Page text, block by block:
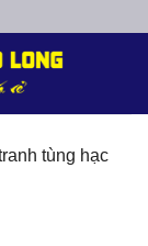
tùng hạc